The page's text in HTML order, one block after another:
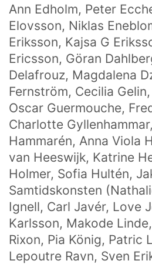
Ann Edholm, Peter
Elovsson, Niklas
Eriksson, Kajsa G
Ericsson, Göran
Delafrouz, Magdalena
Fernström, Cecilia
Oscar Guermouche,
Charlotte
Hammarén, Anna Viola
van Heeswijk, Katrine
Holmer, Sofia Hultén,
Samtidskonsten
Ignell, Carl Javér, Love
Karlsson, Makode
Rixon, Pia König, Patric
Lepoutre Ravn, Sven